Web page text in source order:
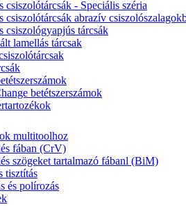
csiszolótárcsák - Speciális széria
csiszolótárcsák abrazív
csiszológyapjús tárcsák
lamellás tárcsak
betétszerszámok
multitoolhoz
fában (CrV)
szögeket tartalmazó fábanl (BiM)
tisztítás
és polírozás